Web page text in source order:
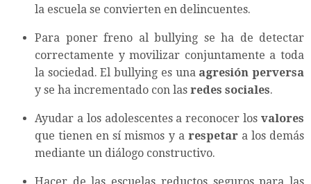
la escuela se convierten en delincuentes.
Para poner freno al bullying se ha de detectar
correctamente y movilizar conjuntamente a toda
la sociedad. El bullying es una agresión perversa
y se ha incrementado con las redes sociales.
Ayudar a los adolescentes a reconocer los valores
que tienen en sí mismos y a respetara los demás
mediante un diálogo constructivo.